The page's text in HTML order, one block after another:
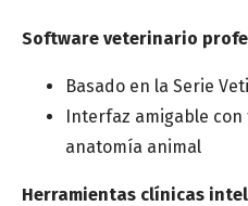
Software veterinario
Basado en la Serie
Interfaz amigable
anatomía animal
Herramientas clínicas